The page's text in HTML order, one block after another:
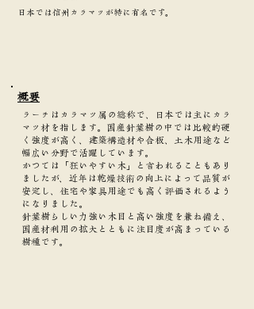
日本では信州カラマツが特に有名です。
​概要
ラーチはカラマツ属の総称で、日本では主にカラ
マツ材を指します。国産針葉樹の中では比較的硬
く強度が高く、建築構造材や合板、土木用途など
幅広い分野で活躍しています。
かつては「狂いやすい木」と言われることもあり
ましたが、近年は乾燥技術の向上によって品質が
安定し、住宅や家具用途でも高く評価されるよう
になりました。
針葉樹らしい力強い木目と高い強度を兼ね備え、
国産材利用の拡大とともに注目度が高まっている
樹種です。